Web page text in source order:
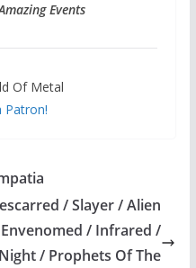
Events
Of Metal
Patron!
/ Slayer / Alien
/ Infrared /
/ Prophets Of The